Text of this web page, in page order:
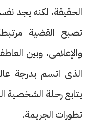
الحقيقة، لكنه يجد
تصبح القضية
والإعلامى، وبين
الذى اتسم بدرجة
يتابع رحلة الشخصية
تطورات الجريمة.